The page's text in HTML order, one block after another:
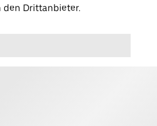
den Drittanbieter.